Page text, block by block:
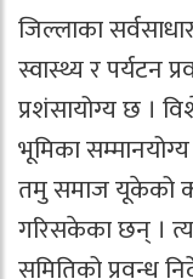
जिल्लाका
स्वास्थ्य र पर्यटन
प्रशंसायोग्य छ ।
भूमिका
तमु समाज यूकेको
गरिसकेका छन् ।
समितिको प्रवन्ध